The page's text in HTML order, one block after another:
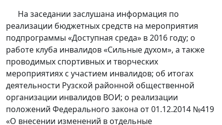
На заседании заслушана информация по
реализации бюджетных средств на мероприятия
подпрограммы «Доступная среда» в 2016 году; о
работе клуба инвалидов «Сильные духом», а также
проводимых спортивных и творческих
мероприятиях с участием инвалидов; об итогах
деятельности Рузской районной общественной
организации инвалидов ВОИ; о реализации
положений Федерального закона от 01.12.2014 №419
«О внесении изменений в отдельные